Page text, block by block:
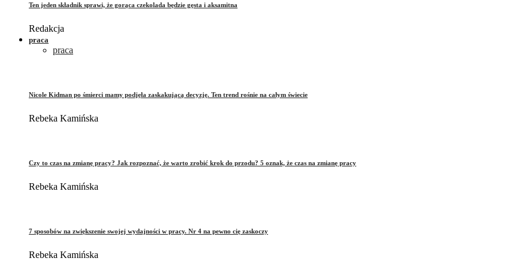
Ten jeden składnik sprawi, że gorąca czekolada będzie gęsta i aksamitna
Redakcja
praca
praca
Nicole Kidman po śmierci mamy podjęła zaskakującą decyzję. Ten trend rośnie na całym świecie
Rebeka Kamińska
Czy to czas na zmianę pracy? Jak rozpoznać, że warto zrobić krok do przodu? 5 oznak, że czas na zmianę pracy
Rebeka Kamińska
7 sposobów na zwiększenie swojej wydajności w pracy. Nr 4 na pewno cię zaskoczy
Rebeka Kamińska